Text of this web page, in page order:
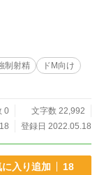
制射精
ドM向け
0
文字数 22,992
登録日 2022.05.18
に入り追加 18